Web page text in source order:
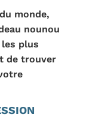
monde,
nounou
plus
de trouver